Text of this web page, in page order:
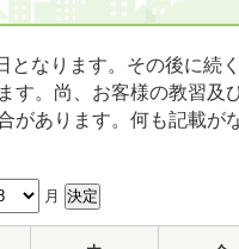
となります。その後に続
す。尚、お客様の教習及
があります。何も記載が
月